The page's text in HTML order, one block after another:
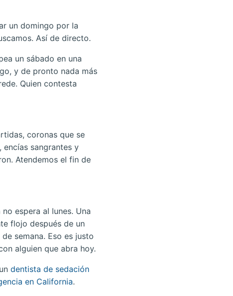
un domingo por la
Así de directo.
un sábado en una
y de pronto nada más
Quien contesta
coronas que se
sangrantes y
Atendemos el fin de
espera al lunes. Una
flojo después de un
semana. Eso es justo
alguien que abra hoy.
dentista de sedación
en California.